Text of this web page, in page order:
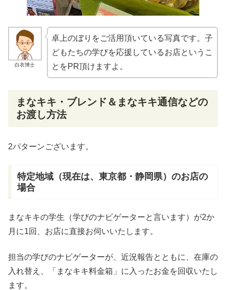
白衣博士
卓上のぼりをご活用頂いている写真です。子
どもたちの学びを応援しているお店というこ
とをPR頂けますよ。
まなキキ・ブレンド＆まなキキ通信などの
お渡し方法
2パターンございます。
特定地域（現在は、東京都・静岡県）のお店の
場合
まなキキの学生（学びのナビゲーターと言います）が2か
月に1回、お店に直接お伺いいたします。
担当の学びのナビゲーターが、近況報告とともに、在庫の
入れ替え、「まなキキ料金箱」に入ったお金を回収いたし
ます。